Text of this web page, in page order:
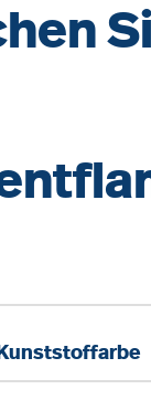
Kunststoffarbe